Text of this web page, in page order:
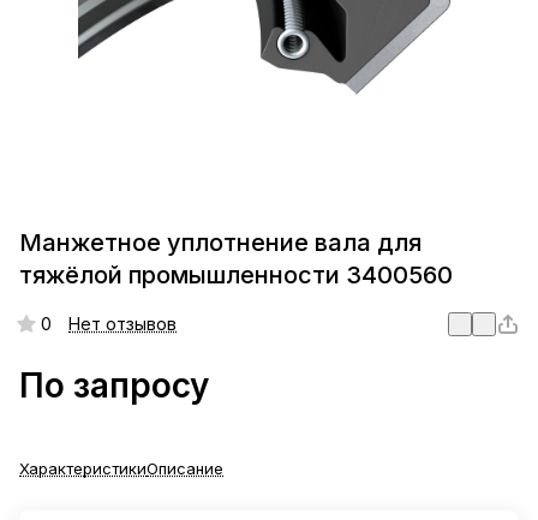
Манжетное уплотнение вала для
тяжёлой промышленности 3400560
0 Нет отзывов
По запросу
ХарактеристикиОписание